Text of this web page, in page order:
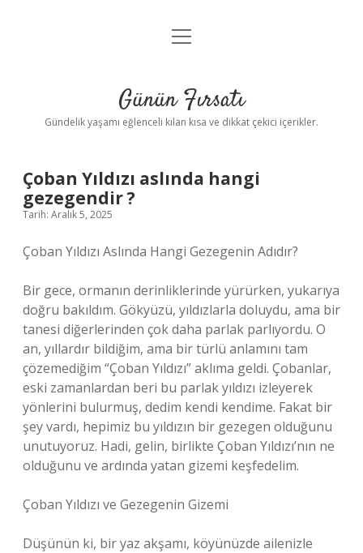
Anasayfa
Yasal Uyarı
menüyü
Günün Fırsatı
Gündelik yaşamı eğlenceli kılan kısa ve dikkat çekici içerikler.
Çoban Yıldızı aslında hangi
gezegendir ?
Tarih: Aralık 5, 2025
Çoban Yıldızı Aslında Hangi Gezegenin Adıdır?
Bir gece, ormanın derinliklerinde yürürken, yukarıya
doğru bakıldım. Gökyüzü, yıldızlarla doluydu, ama bir
tanesi diğerlerinden çok daha parlak parlıyordu. O
an, yıllardır bildiğim, ama bir türlü anlamını tam
çözemediğim “Çoban Yıldızı” aklıma geldi. Çobanlar,
eski zamanlardan beri bu parlak yıldızı izleyerek
yönlerini bulurmuş, dedim kendi kendime. Fakat bir
şey vardı, hepimiz bu yıldızın bir gezegen olduğunu
unutuyoruz. Hadi, gelin, birlikte Çoban Yıldızı’nın ne
olduğunu ve ardında yatan gizemi keşfedelim.
Çoban Yıldızı ve Gezegenin Gizemi
Düşünün ki, bir yaz akşamı, köyünüzde ailenizle